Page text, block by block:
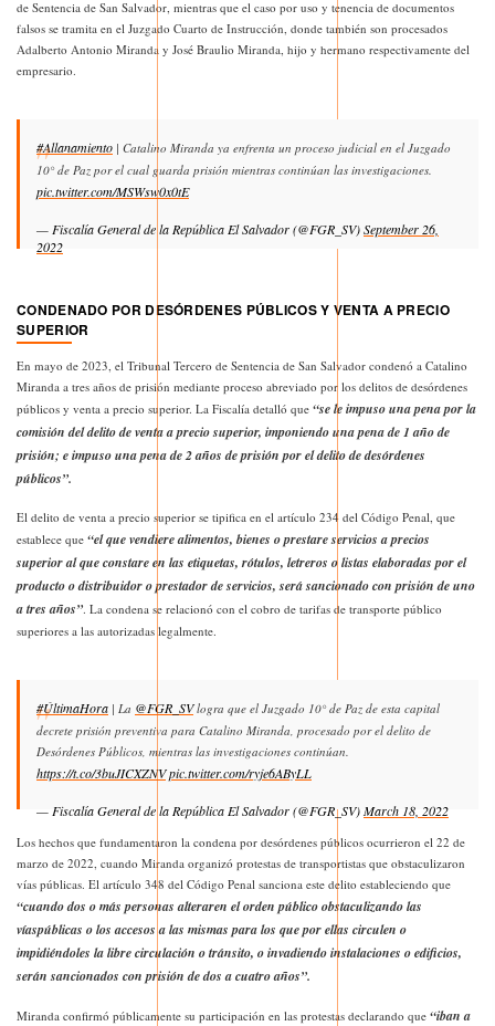
de Sentencia de San Salvador, mientras que el caso por uso y tenencia de documentos
falsos se tramita en el Juzgado Cuarto de Instrucción, donde también son procesados
Adalberto Antonio Miranda y José Braulio Miranda, hijo y hermano respectivamente del
empresario.
#Allanamiento | Catalino Miranda ya enfrenta un proceso judicial en el Juzgado
10° de Paz por el cual guarda prisión mientras continúan las investigaciones.
pic.twitter.com/MSWsw0x0tE
— Fiscalía General de la República El Salvador (@FGR_SV)September 26,
2022
CONDENADO POR DESÓRDENES PÚBLICOS Y VENTA A PRECIO
SUPERIOR
En mayo de 2023, el Tribunal Tercero de Sentencia de San Salvador condenó a Catalino
Miranda a tres años de prisión mediante proceso abreviado por los delitos de desórdenes
públicos y venta a precio superior. La Fiscalía detalló que “se le impuso una pena por la
comisión del delito de venta a precio superior, imponiendo una pena de 1 año de
prisión; e impuso una pena de 2 años deprisiónpor el delito de desórdenes
públicos”.
El delito de venta a precio superior se tipifica en el artículo 234 del Código Penal, que
establece que “el que vendiere alimentos, bienes o prestare servicios a precios
superior al que constare en las etiquetas, rótulos, letreros o listas elaboradas por el
producto o distribuidor o prestador de servicios, será sancionado con prisión de uno
a tres años”. La condena se relacionó con el cobro de tarifas de transporte público
superiores a las autorizadas legalmente.
#ÚltimaHora | La @FGR_SVlogra que el Juzgado 10° de Paz de esta capital
decrete prisión preventiva para Catalino Miranda, procesado por el delito de
Desórdenes Públicos, mientras las investigaciones continúan.
https://t.co/3buJICXZNVpic.twitter.com/ryje6AByLL
— Fiscalía General de la República El Salvador (@FGR_SV)March 18, 2022
Los hechos que fundamentaron la condena por desórdenes públicos ocurrieron el 22 de
marzo de 2022, cuando Miranda organizó protestas de transportistas que obstaculizaron
vías públicas. El artículo 348 del Código Penal sanciona este delito estableciendo que
“cuando dos o más personas alteraren el orden público obstaculizando las
víaspúblicas o los accesos a las mismas para los que por ellas circulen o
impidiéndoles la libre circulación o tránsito, o invadiendo instalaciones o edificios,
serán sancionados con prisión de dos a cuatro años”.
Miranda confirmó públicamente su participación en las protestas declarando que “iban a